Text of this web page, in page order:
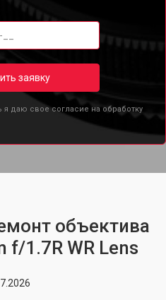
заявку
я даю свое согласие на обработку
объектива
f/1.7R WR Lens